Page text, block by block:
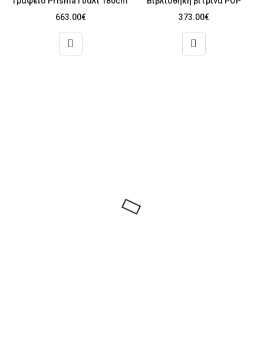
663.00€
373.00€